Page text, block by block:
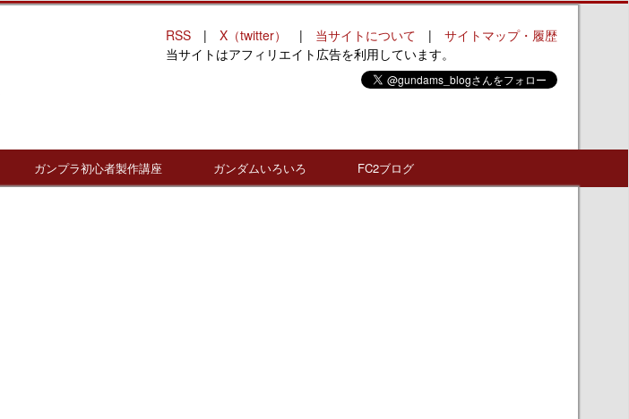
RSS | X（twitter） | 当サイトについて | サイトマップ・履歴
当サイトはアフィリエイト広告を利用しています。
ガンプラ初心者製作講座 ガンダムいろいろ FC2ブログ